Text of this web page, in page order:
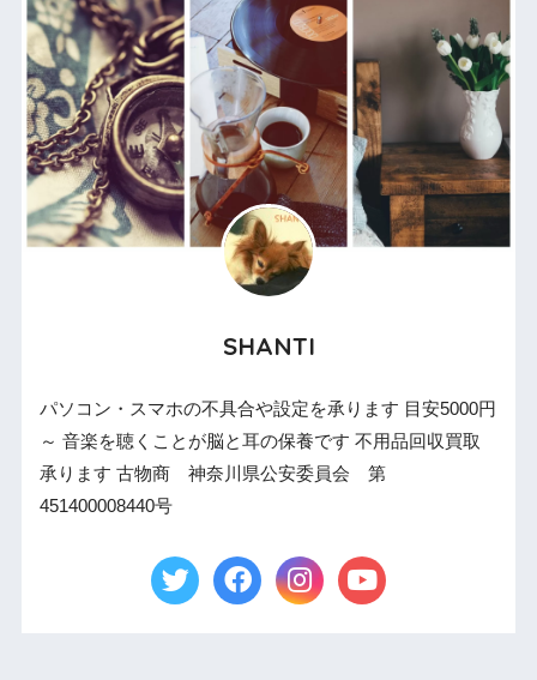
SHANTI
パソコン・スマホの不具合や設定を承ります 目安5000円
～ 音楽を聴くことが脳と耳の保養です 不用品回収買取
承ります 古物商 神奈川県公安委員会 第
451400008440号